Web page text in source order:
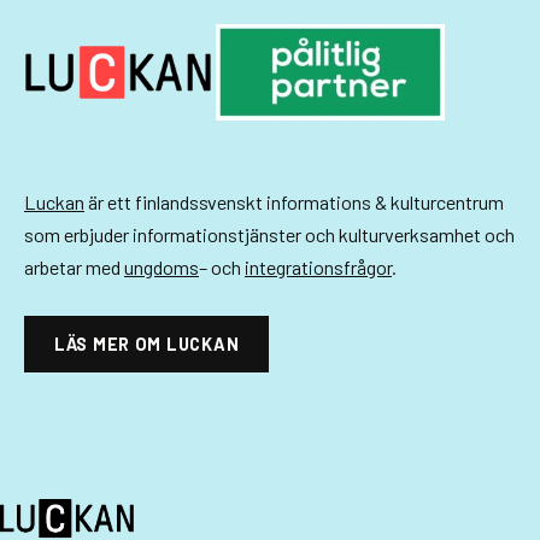
-
v
i
r
g
Luckan är ett finlandssvenskt informations & kulturcentrum
som erbjuder informationstjänster och kulturverksamhet och
arbetar med ungdoms– och integrationsfrågor.
LÄS MER OM LUCKAN